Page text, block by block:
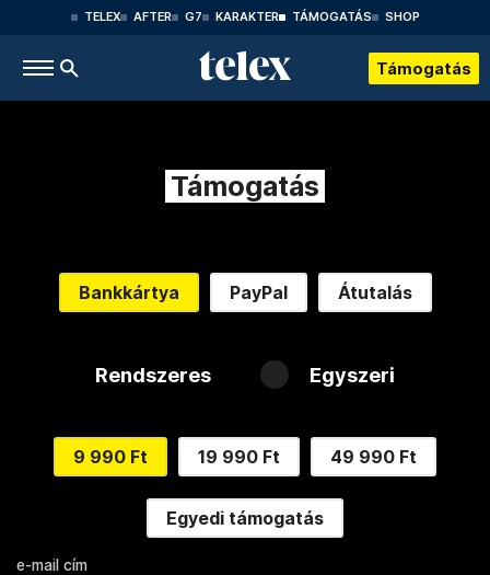
TELEX AFTER G7 KARAKTER TÁMOGATÁS SHOP
Támogatás
Támogatás
Bankkártya PayPal Átutalás
Rendszeres Egyszeri
9 990 Ft 19 990 Ft 49 990 Ft
Egyedi támogatás
e-mail cím